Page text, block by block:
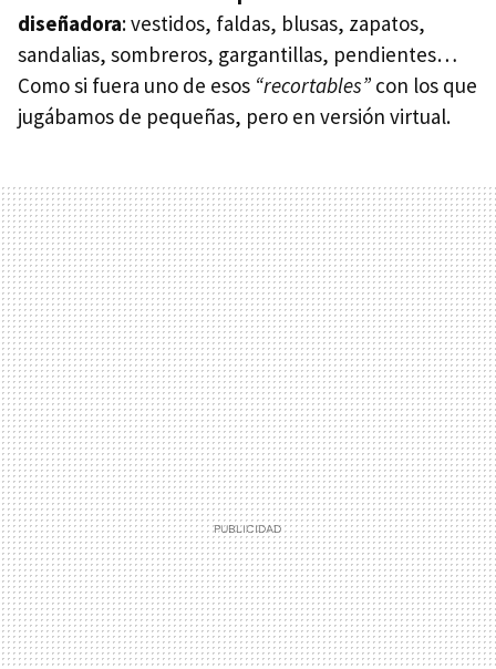
diseñadora: vestidos, faldas, blusas, zapatos,
sandalias, sombreros, gargantillas, pendientes…
Como si fuera uno de esos “recortables” con los que
jugábamos de pequeñas, pero en versión virtual.